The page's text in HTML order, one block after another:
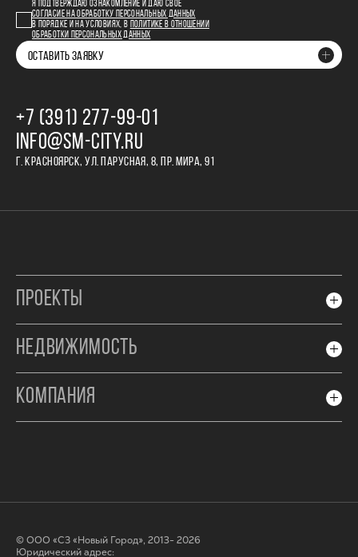
Я ПОДТВЕРЖДАЮ ОЗНАКОМЛЕНИЕ И ДАЮ СВОЕ
СОГЛАСИЕ НА ОБРАБОТКУ ПЕРСОНАЛЬНЫХ ДАННЫХ
В ПОРЯДКЕ И НА УСЛОВИЯХ, В
ПОЛИТИКЕ В ОТНОШЕНИИ
ОБРАБОТКИ ПЕРСОНАЛЬНЫХ ДАННЫХ
ОСТАВИТЬ ЗАЯВКУ
+7 (391) 277‒99‒01
INFO@SM-CITY.RU
Г. КРАСНОЯРСК, УЛ. ПАРУСНАЯ, 8, ПР. МИРА, 91
ПРОЕКТЫ
НЕДВИЖИМОСТЬ
КОМПАНИЯ
© ООО «СЗ «Новый Город», 2013- 2026
Юридический адрес: